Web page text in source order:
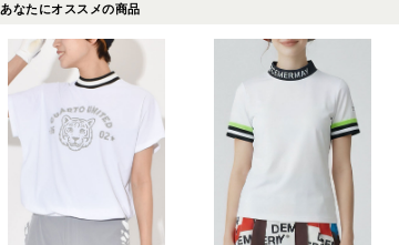
あなたにオススメの商品